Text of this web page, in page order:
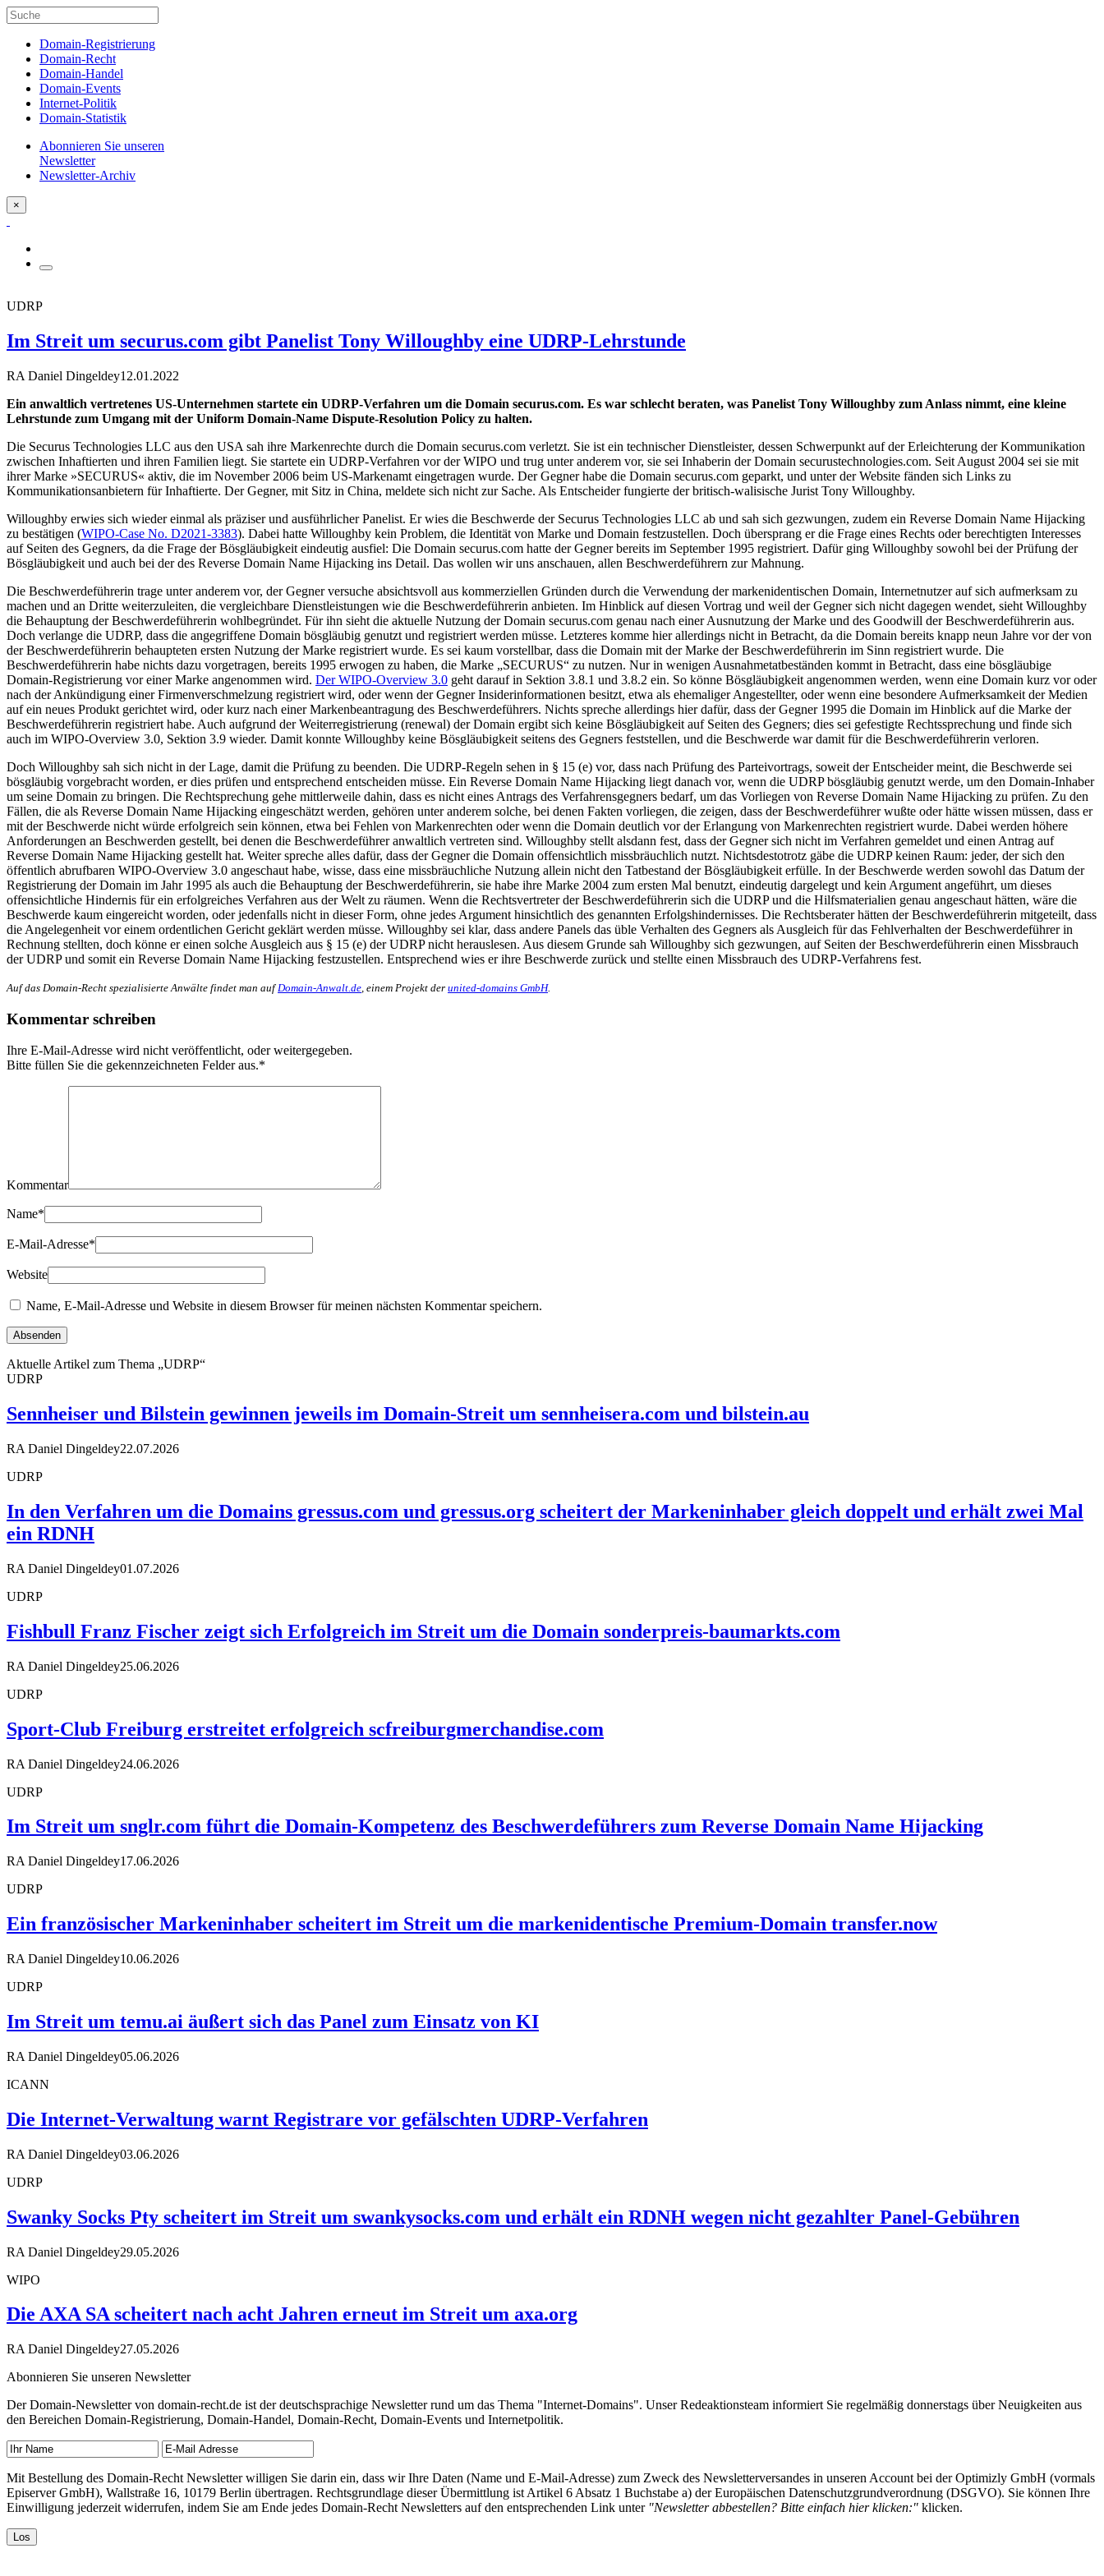
Domain-Registrierung
Domain-Recht
Domain-Handel
Domain-Events
Internet-Politik
Domain-Statistik
Abonnieren Sie unseren
Newsletter
Newsletter-Archiv
×
UDRP
Im Streit um securus.com gibt Panelist Tony Willoughby eine UDRP-Lehrstunde
RA Daniel Dingeldey12.01.2022
Ein anwaltlich vertretenes US-Unternehmen startete ein UDRP-Verfahren um die Domain securus.com. Es war schlecht beraten, was Panelist Tony Willoughby zum Anlass nimmt, eine kleine
Lehrstunde zum Umgang mit der Uniform Domain-Name Dispute-Resolution Policy zu halten.
Die Securus Technologies LLC aus den USA sah ihre Markenrechte durch die Domain securus.com verletzt. Sie ist ein technischer Dienstleister, dessen Schwerpunkt auf der Erleichterung der Kommunikation
zwischen Inhaftierten und ihren Familien liegt. Sie startete ein UDRP-Verfahren vor der WIPO und trug unter anderem vor, sie sei Inhaberin der Domain securustechnologies.com. Seit August 2004 sei sie mit
ihrer Marke »SECURUS« aktiv, die im November 2006 beim US-Markenamt eingetragen wurde. Der Gegner habe die Domain securus.com geparkt, und unter der Website fänden sich Links zu
Kommunikationsanbietern für Inhaftierte. Der Gegner, mit Sitz in China, meldete sich nicht zur Sache. Als Entscheider fungierte der britisch-walisische Jurist Tony Willoughby.
Willoughby erwies sich wieder einmal als präziser und ausführlicher Panelist. Er wies die Beschwerde der Securus Technologies LLC ab und sah sich gezwungen, zudem ein Reverse Domain Name Hijacking
zu bestätigen (WIPO-Case No. D2021-3383). Dabei hatte Willoughby kein Problem, die Identität von Marke und Domain festzustellen. Doch übersprang er die Frage eines Rechts oder berechtigten Interesses
auf Seiten des Gegners, da die Frage der Bösgläubigkeit eindeutig ausfiel: Die Domain securus.com hatte der Gegner bereits im September 1995 registriert. Dafür ging Willoughby sowohl bei der Prüfung der
Bösgläubigkeit und auch bei der des Reverse Domain Name Hijacking ins Detail. Das wollen wir uns anschauen, allen Beschwerdeführern zur Mahnung.
Die Beschwerdeführerin trage unter anderem vor, der Gegner versuche absichtsvoll aus kommerziellen Gründen durch die Verwendung der markenidentischen Domain, Internetnutzer auf sich aufmerksam zu
machen und an Dritte weiterzuleiten, die vergleichbare Dienstleistungen wie die Beschwerdeführerin anbieten. Im Hinblick auf diesen Vortrag und weil der Gegner sich nicht dagegen wendet, sieht Willoughby
die Behauptung der Beschwerdeführerin wohlbegründet. Für ihn sieht die aktuelle Nutzung der Domain securus.com genau nach einer Ausnutzung der Marke und des Goodwill der Beschwerdeführerin aus.
Doch verlange die UDRP, dass die angegriffene Domain bösgläubig genutzt und registriert werden müsse. Letzteres komme hier allerdings nicht in Betracht, da die Domain bereits knapp neun Jahre vor der von
der Beschwerdeführerin behaupteten ersten Nutzung der Marke registriert wurde. Es sei kaum vorstellbar, dass die Domain mit der Marke der Beschwerdeführerin im Sinn registriert wurde. Die
Beschwerdeführerin habe nichts dazu vorgetragen, bereits 1995 erwogen zu haben, die Marke „SECURUS“ zu nutzen. Nur in wenigen Ausnahmetatbeständen kommt in Betracht, dass eine bösgläubige
Domain-Registrierung vor einer Marke angenommen wird. Der WIPO-Overview 3.0 geht darauf in Sektion 3.8.1 und 3.8.2 ein. So könne Bösgläubigkeit angenommen werden, wenn eine Domain kurz vor oder
nach der Ankündigung einer Firmenverschmelzung registriert wird, oder wenn der Gegner Insiderinformationen besitzt, etwa als ehemaliger Angestellter, oder wenn eine besondere Aufmerksamkeit der Medien
auf ein neues Produkt gerichtet wird, oder kurz nach einer Markenbeantragung des Beschwerdeführers. Nichts spreche allerdings hier dafür, dass der Gegner 1995 die Domain im Hinblick auf die Marke der
Beschwerdeführerin registriert habe. Auch aufgrund der Weiterregistrierung (renewal) der Domain ergibt sich keine Bösgläubigkeit auf Seiten des Gegners; dies sei gefestigte Rechtssprechung und finde sich
auch im WIPO-Overview 3.0, Sektion 3.9 wieder. Damit konnte Willoughby keine Bösgläubigkeit seitens des Gegners feststellen, und die Beschwerde war damit für die Beschwerdeführerin verloren.
Doch Willoughby sah sich nicht in der Lage, damit die Prüfung zu beenden. Die UDRP-Regeln sehen in § 15 (e) vor, dass nach Prüfung des Parteivortrags, soweit der Entscheider meint, die Beschwerde sei
bösgläubig vorgebracht worden, er dies prüfen und entsprechend entscheiden müsse. Ein Reverse Domain Name Hijacking liegt danach vor, wenn die UDRP bösgläubig genutzt werde, um den Domain-Inhaber
um seine Domain zu bringen. Die Rechtsprechung gehe mittlerweile dahin, dass es nicht eines Antrags des Verfahrensgegners bedarf, um das Vorliegen von Reverse Domain Name Hijacking zu prüfen. Zu den
Fällen, die als Reverse Domain Name Hijacking eingeschätzt werden, gehören unter anderem solche, bei denen Fakten vorliegen, die zeigen, dass der Beschwerdeführer wußte oder hätte wissen müssen, dass er
mit der Beschwerde nicht würde erfolgreich sein können, etwa bei Fehlen von Markenrechten oder wenn die Domain deutlich vor der Erlangung von Markenrechten registriert wurde. Dabei werden höhere
Anforderungen an Beschwerden gestellt, bei denen die Beschwerdeführer anwaltlich vertreten sind. Willoughby stellt alsdann fest, dass der Gegner sich nicht im Verfahren gemeldet und einen Antrag auf
Reverse Domain Name Hijacking gestellt hat. Weiter spreche alles dafür, dass der Gegner die Domain offensichtlich missbräuchlich nutzt. Nichtsdestotrotz gäbe die UDRP keinen Raum: jeder, der sich den
öffentlich abrufbaren WIPO-Overview 3.0 angeschaut habe, wisse, dass eine missbräuchliche Nutzung allein nicht den Tatbestand der Bösgläubigkeit erfülle. In der Beschwerde werden sowohl das Datum der
Registrierung der Domain im Jahr 1995 als auch die Behauptung der Beschwerdeführerin, sie habe ihre Marke 2004 zum ersten Mal benutzt, eindeutig dargelegt und kein Argument angeführt, um dieses
offensichtliche Hindernis für ein erfolgreiches Verfahren aus der Welt zu räumen. Wenn die Rechtsvertreter der Beschwerdeführerin sich die UDRP und die Hilfsmaterialien genau angeschaut hätten, wäre die
Beschwerde kaum eingereicht worden, oder jedenfalls nicht in dieser Form, ohne jedes Argument hinsichtlich des genannten Erfolgshindernisses. Die Rechtsberater hätten der Beschwerdeführerin mitgeteilt, dass
die Angelegenheit vor einem ordentlichen Gericht geklärt werden müsse. Willoughby sei klar, dass andere Panels das üble Verhalten des Gegners als Ausgleich für das Fehlverhalten der Beschwerdeführer in
Rechnung stellten, doch könne er einen solche Ausgleich aus § 15 (e) der UDRP nicht herauslesen. Aus diesem Grunde sah Willoughby sich gezwungen, auf Seiten der Beschwerdeführerin einen Missbrauch
der UDRP und somit ein Reverse Domain Name Hijacking festzustellen. Entsprechend wies er ihre Beschwerde zurück und stellte einen Missbrauch des UDRP-Verfahrens fest.
Auf das Domain-Recht spezialisierte Anwälte findet man auf Domain-Anwalt.de , einem Projekt der united-domains GmbH.
Kommentar schreiben
Ihre E-Mail-Adresse wird nicht veröffentlicht, oder weitergegeben.
Bitte füllen Sie die gekennzeichneten Felder aus.*
Kommentar
Name*
E-Mail-Adresse*
Website
Name, E-Mail-Adresse und Website in diesem Browser für meinen nächsten Kommentar speichern.
Aktuelle Artikel zum Thema „UDRP“
UDRP
Sennheiser und Bilstein gewinnen jeweils im Domain-Streit um sennheisera.com und bilstein.au
RA Daniel Dingeldey22.07.2026
UDRP
In den Verfahren um die Domains gressus.com und gressus.org scheitert der Markeninhaber gleich doppelt und erhält zwei Mal
ein RDNH
RA Daniel Dingeldey01.07.2026
UDRP
Fishbull Franz Fischer zeigt sich Erfolgreich im Streit um die Domain sonderpreis-baumarkts.com
RA Daniel Dingeldey25.06.2026
UDRP
Sport-Club Freiburg erstreitet erfolgreich scfreiburgmerchandise.com
RA Daniel Dingeldey24.06.2026
UDRP
Im Streit um snglr.com führt die Domain-Kompetenz des Beschwerdeführers zum Reverse Domain Name Hijacking
RA Daniel Dingeldey17.06.2026
UDRP
Ein französischer Markeninhaber scheitert im Streit um die markenidentische Premium-Domain transfer.now
RA Daniel Dingeldey10.06.2026
UDRP
Im Streit um temu.ai äußert sich das Panel zum Einsatz von KI
RA Daniel Dingeldey05.06.2026
ICANN
Die Internet-Verwaltung warnt Registrare vor gefälschten UDRP-Verfahren
RA Daniel Dingeldey03.06.2026
UDRP
Swanky Socks Pty scheitert im Streit um swankysocks.com und erhält ein RDNH wegen nicht gezahlter Panel-Gebühren
RA Daniel Dingeldey29.05.2026
WIPO
Die AXA SA scheitert nach acht Jahren erneut im Streit um axa.org
RA Daniel Dingeldey27.05.2026
Abonnieren Sie unseren Newsletter
Der Domain-Newsletter von domain-recht.de ist der deutschsprachige Newsletter rund um das Thema "Internet-Domains". Unser Redeaktionsteam informiert Sie regelmäßig donnerstags über Neuigkeiten aus
den Bereichen Domain-Registrierung, Domain-Handel, Domain-Recht, Domain-Events und Internetpolitik.
Mit Bestellung des Domain-Recht Newsletter willigen Sie darin ein, dass wir Ihre Daten (Name und E-Mail-Adresse) zum Zweck des Newsletterversandes in unseren Account bei der Optimizly GmbH (vormals
Episerver GmbH), Wallstraße 16, 10179 Berlin übertragen. Rechtsgrundlage dieser Übermittlung ist Artikel 6 Absatz 1 Buchstabe a) der Europäischen Datenschutzgrundverordnung (DSGVO). Sie können Ihre
Einwilligung jederzeit widerrufen, indem Sie am Ende jedes Domain-Recht Newsletters auf den entsprechenden Link unter "Newsletter abbestellen? Bitte einfach hier klicken:" klicken.